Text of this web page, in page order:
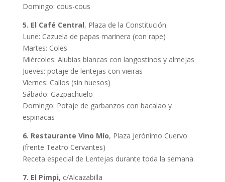
Domingo: cous-cous
5. El Café Central, Plaza de la Constitución
Lune: Cazuela de papas marinera (con rape)
Martes: Coles
Miércoles: Alubias blancas con langostinos y almejas
Jueves: potaje de lentejas con vieiras
Viernes: Callos (sin huesos)
Sábado: Gazpachuelo
Domingo: Potaje de garbanzos con bacalao y
espinacas
6. Restaurante Vino Mío, Plaza Jerónimo Cuervo
(frente Teatro Cervantes)
Receta especial de Lentejas durante toda la semana.
7. El Pimpi, c/Alcazabilla